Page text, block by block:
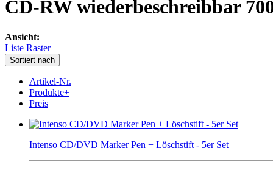
CD-RW wiederbeschreibbar
Ansicht:
Liste Raster
Sortiert nach
Artikel-Nr.
Produkte+
Preis
Intenso CD/DVD Marker Pen + Löschstift - 5er Set